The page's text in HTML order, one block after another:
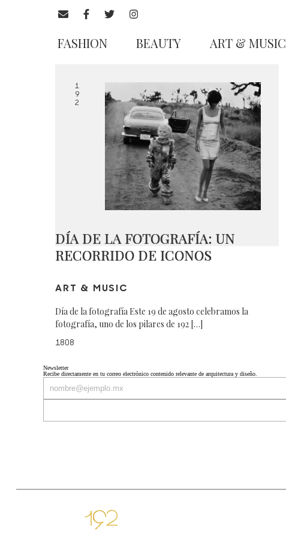
FASHION BEAUTY ART & MUSIC
1
9
2
DÍA DE LA FOTOGRAFÍA: UN
RECORRIDO DE ICONOS
ART & MUSIC
Día de la fotografía Este 19 de agosto celebramos la
fotografía, uno de los pilares de 192 […]
1808
Newsletter
Recibe directamente en tu correo electrónico contenido relevante de arquitectura y diseño.